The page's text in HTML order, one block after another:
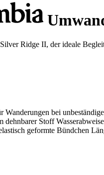
Ridge II, der ideale
bei
dehnbarer Stoff
geformte Bündchen